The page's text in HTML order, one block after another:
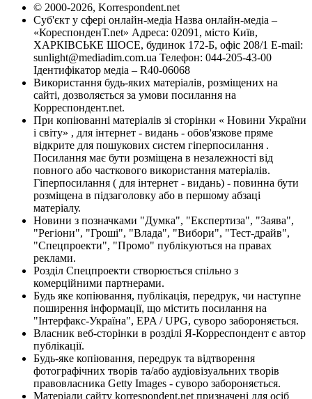
© 2000-2026, Korrespondent.net
Суб'єкт у сфері онлайн-медіа Назва онлайн-медіа –
«КореспонденТ.net» Адреса: 02091, місто Київ,
ХАРКІВСЬКЕ ШОСЕ, будинок 172-Б, офіс 208/1 E-mail:
sunlight@mediadim.com.ua Телефон: 044-205-43-00
Ідентифікатор медіа – R40-06068
Використання будь-яких матеріалів, розміщених на
сайті, дозволяється за умови посилання на
Корреспондент.net.
При копіюванні матеріалів зі сторінки « Новини України
і світу» , для інтернет - видань - обов'язкове пряме
відкрите для пошукових систем гіперпосилання .
Посилання має бути розміщена в незалежності від
повного або часткового використання матеріалів.
Гіперпосилання ( для інтернет - видань) - повинна бути
розміщена в підзаголовку або в першому абзаці
матеріалу.
Новини з позначками "Думка", "Експертиза", "Заява",
"Регіони", "Гроші", "Влада", "Вибори", "Тест-драйв",
"Спецпроекти", "Промо" публікуються на правах
реклами.
Розділ Спецпроекти створюється спільно з
комерційними партнерами.
Будь яке копіювання, публікація, передрук, чи наступне
поширення інформації, що містить посилання на
"Інтерфакс-Україна", EPA / UPG, суворо забороняється.
Власник веб-сторінки в розділі Я-Корреспондент є автор
публікації.
Будь-яке копіювання, передрук та відтворення
фотографічних творів та/або аудіовізуальних творів
правовласника Getty Images - суворо забороняється.
Матеріали сайту korrespondent.net призначені для осіб